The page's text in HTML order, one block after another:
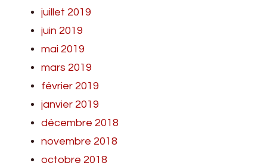
juillet 2019
juin 2019
mai 2019
mars 2019
février 2019
janvier 2019
décembre 2018
novembre 2018
octobre 2018